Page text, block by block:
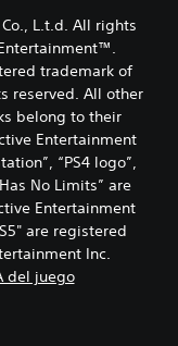
L.t.d. All rights
trademark of
reserved. All other
belong to their
Entertainment
“PS4 logo”,
No Limits” are
Entertainment
are registered
Inc.
del juego